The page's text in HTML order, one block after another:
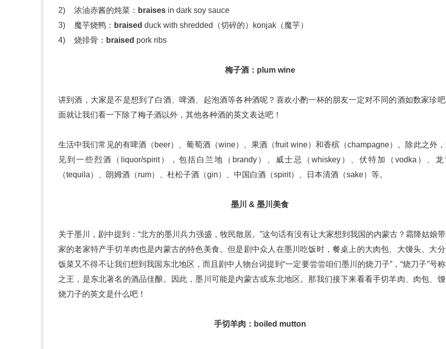
2)
浓油赤酱的炖菜： braises in dark soy sauce
3)
魔芋烧鸭： braised duck with shredded（切碎的）konjak（魔芋）
4)
烧排骨： braised pork ribs
梅子酒：plum wine
讲到酒，大家是不是想到了白酒、啤酒、起泡酒等各种酒呢？喜欢小酌一杯的朋友一定对不同的酒如数家珍
面就让我们看一下除了梅子酒以外，其他各种酒的英文表达吧！
生活中我们常见的有啤酒（beer）、葡萄酒（wine）、果酒（fruit wine）和香槟（champagne）。除此之外
见到一些烈酒（liquor/spirit），包括白兰地（brandy）、威士忌（whiskey）、伏特加（vodka）、龙
（tequila）、朗姆酒（rum）、杜松子酒（gin）、中国白酒（spirit）、日本清酒（sake）等。
墨川 & 墨川美食
关于墨川，剧中提到：“北方的墨川兵力强盛，牧民散居。”这句话有没有让大家想到我国的内蒙古？霜降姑娘
家的老家特产手切羊肉也是内蒙古的特色美食。但是剧中众人在墨川吃饭时，餐桌上的大肉包、大馒头、大
饭菜又不得不让我们想到我国东北地区，而且剧中人物台词提到“一定要尝尝咱们墨川的烧刀子”，“烧刀子”号
之王，是东北著名的酒品佳酿。因此，墨川可能是内蒙古或东北地区。那我们接下来看看手切羊肉、肉包、
烧刀子的英文是什么吧！
手切羊肉：boiled mutton